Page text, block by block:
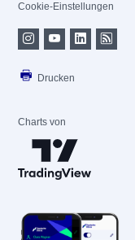
Cookie-Einstellungen
Drucken
Charts von